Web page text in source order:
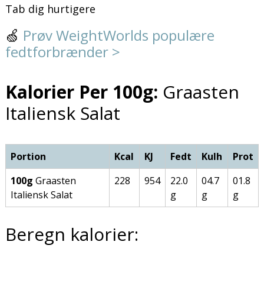
Tab dig hurtigere
🍏 Prøv WeightWorlds populære
fedtforbrænder >
Kalorier Per 100g: Graasten
Italiensk Salat
Portion Kcal KJ Fedt Kulh
Prot
100g Graasten
Italiensk Salat
228 954
22.0
g
04.7
g
01.8
g
Beregn kalorier: